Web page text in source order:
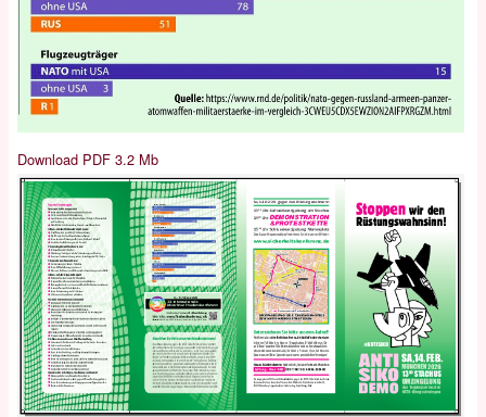
Download PDF 3.2 Mb